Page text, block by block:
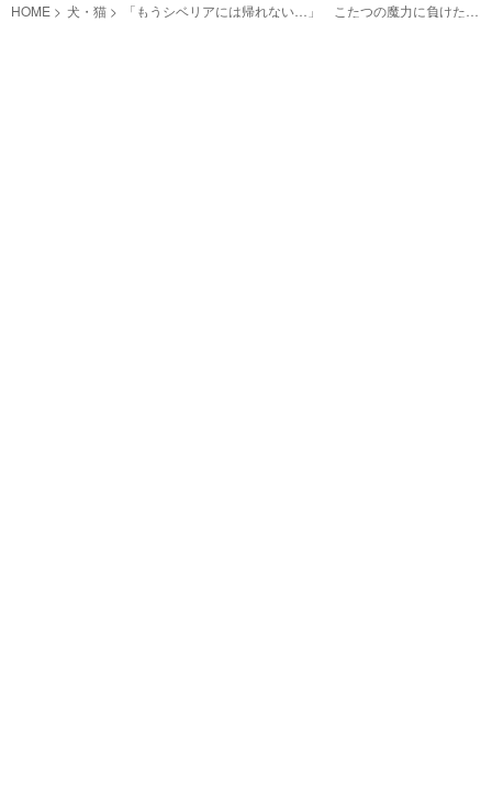
HOME 犬・猫 「もうシベリアには帰れない…」 こたつの魔力に負けたシ
ベリアンハスキーがこちら